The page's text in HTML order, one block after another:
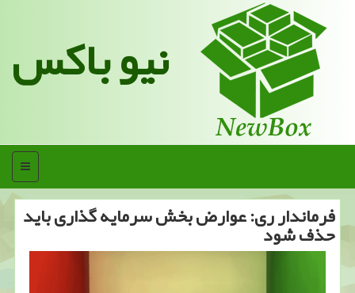
نیو باکس
منو
فرماندار ری: عوارض بخش سرمایه گذاری باید
حذف شود